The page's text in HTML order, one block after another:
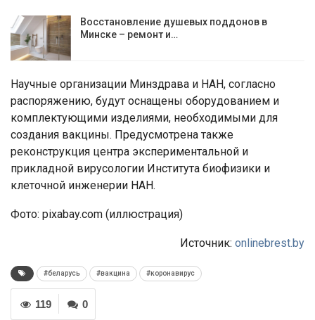
Восстановление душевых поддонов в
Минске – ремонт и…
Научные организации Минздрава и НАН, согласно
распоряжению, будут оснащены оборудованием и
комплектующими изделиями, необходимыми для
создания вакцины. Предусмотрена также
реконструкция центра экспериментальной и
прикладной вирусологии Института биофизики и
клеточной инженерии НАН.
Фото: pixabay.com (иллюстрация)
Источник: onlinebrest.by
#беларусь #вакцина #коронавирус
0
119